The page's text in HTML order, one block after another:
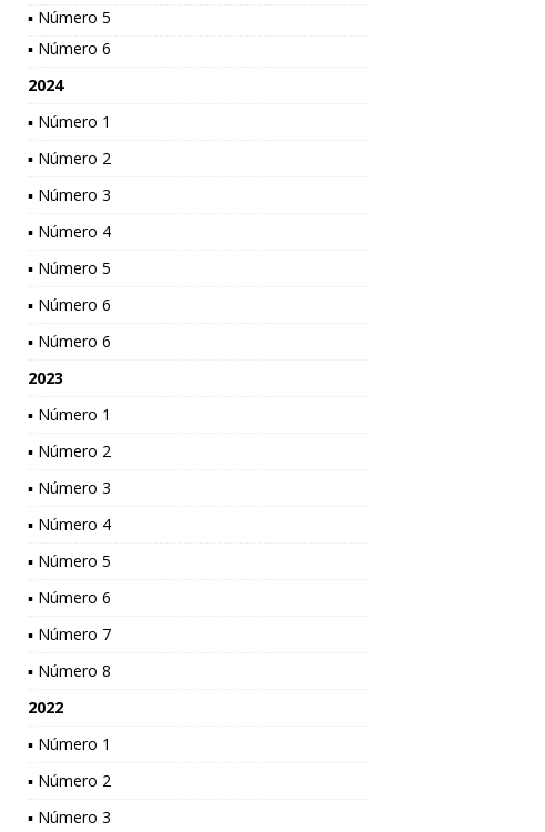
▪ Número 5
▪ Número 6
2024
▪ Número 1
▪ Número 2
▪ Número 3
▪ Número 4
▪ Número 5
▪ Número 6
▪ Número 6
2023
▪ Número 1
▪ Número 2
▪ Número 3
▪ Número 4
▪ Número 5
▪ Número 6
▪ Número 7
▪ Número 8
2022
▪ Número 1
▪ Número 2
▪ Número 3